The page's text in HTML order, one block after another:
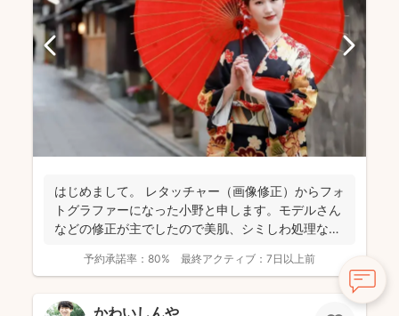
はじめまして。 レタッチャー（画像修正）からフォ
トグラファーになった小野と申します。モデルさん
などの修正が主でしたので美肌、シミしわ処理など
予約承諾率： 80% 最終アクティブ： 7日以上前